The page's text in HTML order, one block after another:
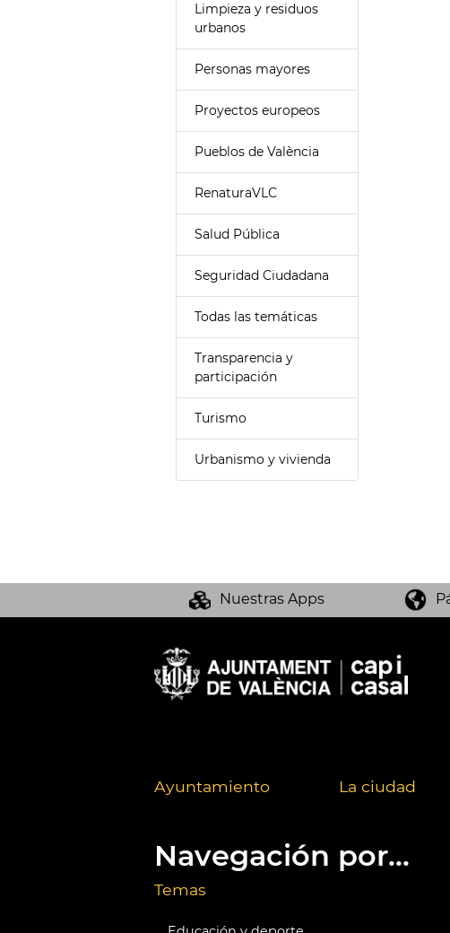
Limpieza y residuos
urbanos
Personas mayores
Proyectos europeos
Pueblos de València
RenaturaVLC
Salud Pública
Seguridad Ciudadana
Todas las temáticas
Transparencia y
participación
Turismo
Urbanismo y vivienda
Nuestras Apps
Ayuntamiento La ciudad
Navegación por...
Temas